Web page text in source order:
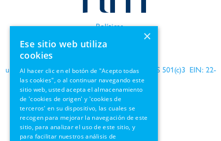
Políticas
Términos de uso
Información de GDPR
una organización benéfica reconocida por el IRS 501(c)3 EIN: 22-
1690564
OFRENDAR
×
Ese sitio web utiliza
cookies
Al hacer clic en el botón de "Acepto todas
las cookies", o al continuar navegando este
sitio web, usted acepta el almacenamiento
de 'cookies de origen' y 'cookies de
terceros' en su dispositivo, las cuales se
recogen para mejorar la navegación de este
sitio, para analizar el uso de este sitio, y
para facilitar nuestros análisis de